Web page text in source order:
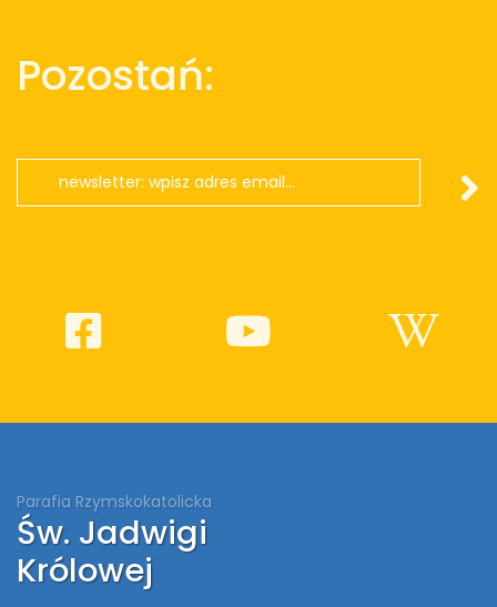
Pozostań:
Parafia Rzymskokatolicka
Św. Jadwigi
Królowej